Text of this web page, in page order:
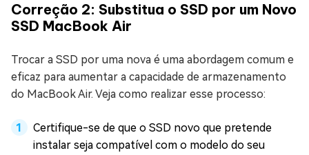
Correção 2: Substitua o SSD por um Novo
SSD MacBook Air
Trocar a SSD por uma nova é uma abordagem comum e
eficaz para aumentar a capacidade de armazenamento
do MacBook Air. Veja como realizar esse processo:
Certifique-se de que o SSD novo que pretende
instalar seja compatível com o modelo do seu